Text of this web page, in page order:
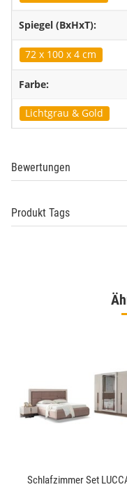
Spiegel (BxHxT):
72 x 100 x 4 cm
Farbe:
Lichtgrau & Gold
Bewertungen
Produkt Tags
Schlafzimmer Set